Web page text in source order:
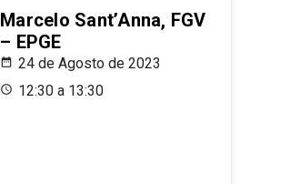
Marcelo Sant’Anna, FGV
– EPGE
24 de Agosto de 2023
12:30 a 13:30